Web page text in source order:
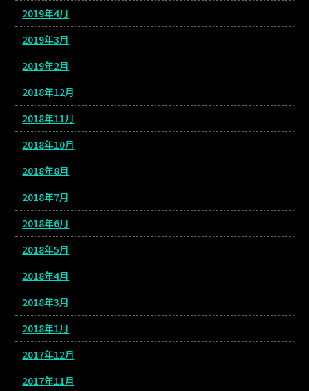
2019年4月
2019年3月
2019年2月
2018年12月
2018年11月
2018年10月
2018年8月
2018年7月
2018年6月
2018年5月
2018年4月
2018年3月
2018年1月
2017年12月
2017年11月